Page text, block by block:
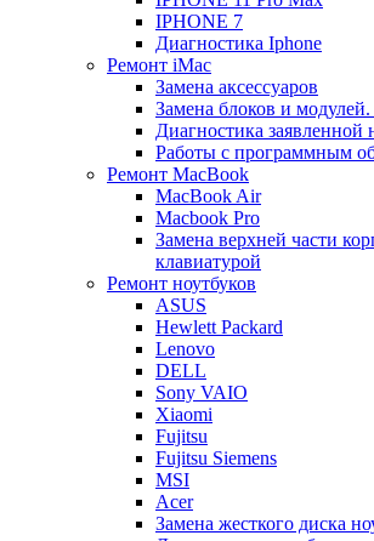
IPHONE 7
Диагностика Iphone
Ремонт iMac
Замена аксессуаров
Замена блоков и модулей.
Диагностика заявленной
Работы с программным
Ремонт MacBook
MacBook Air
Macbook Pro
Замена верхней части
клавиатурой
Ремонт ноутбуков
ASUS
Hewlett Packard
Lenovo
DELL
Sony VAIO
Xiaomi
Fujitsu
Fujitsu Siemens
MSI
Acer
Замена жесткого диска